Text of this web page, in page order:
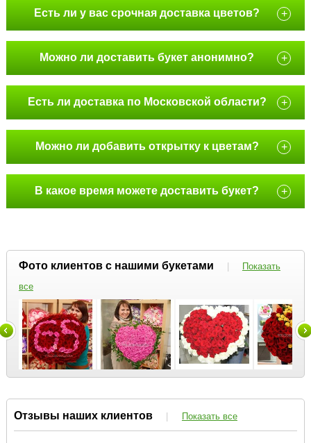
Есть ли у вас срочная доставка цветов? +
Можно ли доставить букет анонимно? +
Есть ли доставка по Московской области? +
Можно ли добавить открытку к цветам? +
В какое время можете доставить букет? +
Фото клиентов с нашими букетами |
Показать
все
Отзывы наших клиентов | Показать все